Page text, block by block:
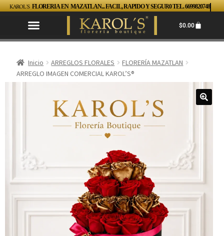
KAROL´S FLORERIA EN MAZATLAN... FACIL, RAPIDO Y SEGUR0 TEL. 6699820748
$0.00
Inicio ARREGLOS FLORALES
FLORERÍA MAZATLAN
ARREGLO IMAGEN COMERCIAL KAROL’S®️